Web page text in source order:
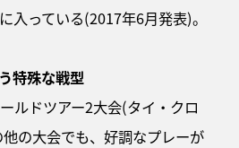
入っている(2017年6月発表)。
特殊な戦型
ルドツアー2大会(タイ・クロ
の大会でも、好調なプレーが